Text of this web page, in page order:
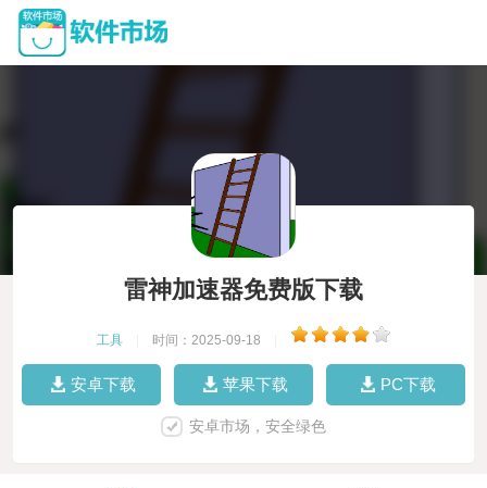
雷神加速器免费版下载
工具 时间：2025-09-18
安卓下载 苹果下载 PC下载
安卓市场，安全绿色